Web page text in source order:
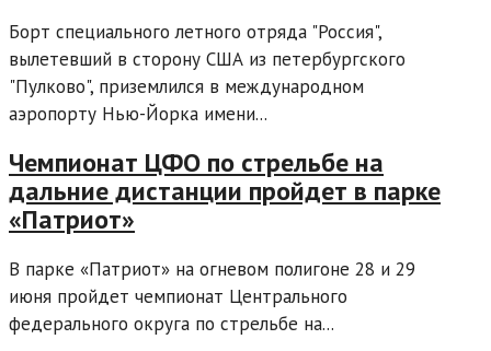
Борт специального летного отряда "Россия",
вылетевший в сторону США из петербургского
"Пулково", приземлился в международном
аэропорту Нью-Йорка имени...
Чемпионат ЦФО по стрельбе на
дальние дистанции пройдет в парке
«Патриот»
В парке «Патриот» на огневом полигоне 28 и 29
июня пройдет чемпионат Центрального
федерального округа по стрельбе на...